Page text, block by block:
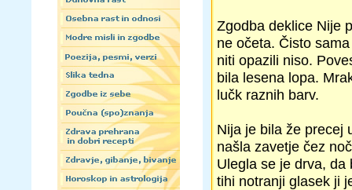
Zgodba deklice Nije
ne očeta. Čisto
niti opazili niso.
bila lesena lopa.
lučk raznih barv.
Nija je bila že precej
našla zavetje čez
Ulegla se je drva,
tihi notranji glasek ji